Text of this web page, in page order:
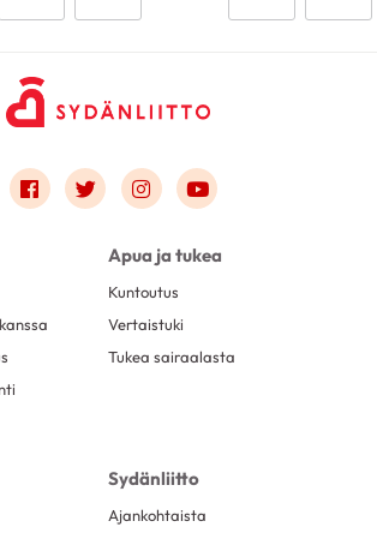
viat
Link to facebook
Link to twitter
Link to instagram
Link to youtube
Apua ja tukea
Kuntoutus
Vertaistuki
Tukea sairaalasta
Sydänliitto
Ajankohtaista